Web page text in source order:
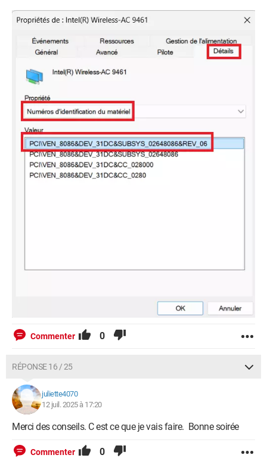
Commenter 0
RÉPONSE 16 / 25
juliette4070
12 juil. 2025 à 17:20
Merci des conseils. C est ce que je vais faire. Bonne soirée
Commenter 0